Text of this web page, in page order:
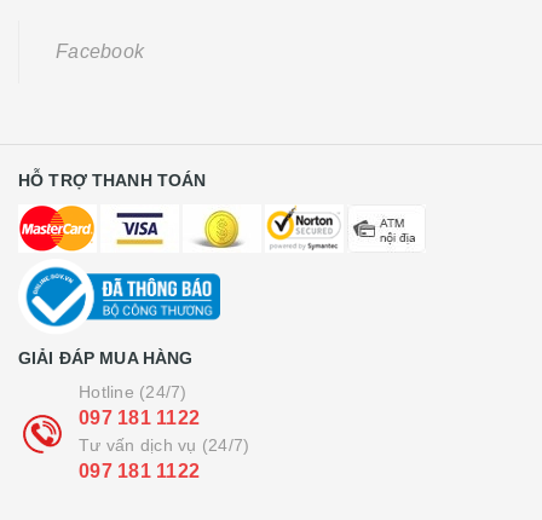
Facebook
HỖ TRỢ THANH TOÁN
GIẢI ĐÁP MUA HÀNG
Hotline (24/7)
097 181 1122
Tư vấn dịch vụ (24/7)
097 181 1122